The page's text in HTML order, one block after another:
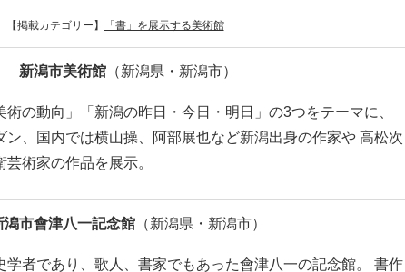
【掲載カテゴリー】 「書」を展示する美術館
新潟市美術館（新潟県・新潟市）
術の動向」「新潟の昨日・今日・明日」の3つをテーマに、
ン、国内では横山操、阿部展也など新潟出身の作家や 高松次
術家の作品を展示。
潟市會津八一記念館（新潟県・新潟市）
学者であり、歌人、書家でもあった會津八一の記念館。 書作